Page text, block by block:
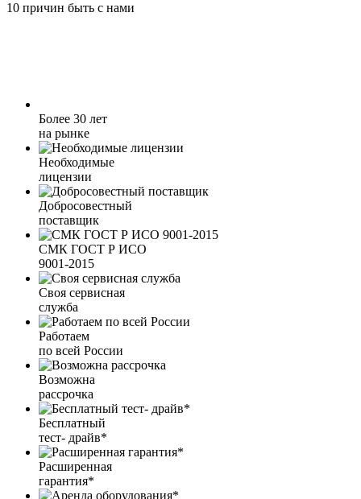
10 причин быть с нами
Более 30 лет
на рынке
Необходимые
лицензии
Добросовестный
поставщик
СМК ГОСТ Р ИСО
9001-2015
Своя сервисная
служба
Работаем
по всей России
Возможна
рассрочка
Бесплатный
тест- драйв*
Расширенная
гарантия*